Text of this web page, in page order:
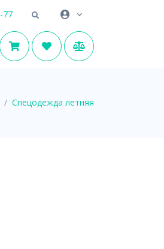
77
Спецодежда летняя